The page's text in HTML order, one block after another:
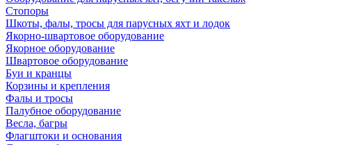
Стопоры
Шкоты, фалы, тросы для парусных яхт и лодок
Якорно-швартовое оборудование
Якорное оборудование
Швартовое оборудование
Буи и кранцы
Корзины и крепления
Фалы и тросы
Палубное оборудование
Весла, багры
Флагштоки и основания